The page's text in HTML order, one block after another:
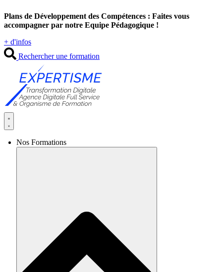
au
contenu
Plans de Développement des Compétences : Faites vous
accompagner par notre Equipe Pédagogique !
+ d'infos
Rechercher une formation
Nos Formations